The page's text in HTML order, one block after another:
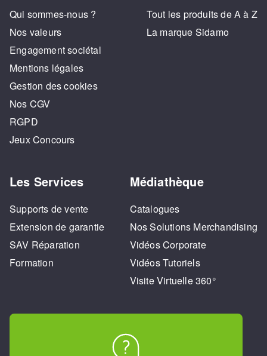
Qui sommes-nous ?
Nos valeurs
Engagement sociétal
Mentions légales
Gestion des cookies
Nos CGV
RGPD
Jeux Concours
Tout les produits de A à Z
La marque Sidamo
Les Services
Supports de vente
Extension de garantie
SAV Réparation
Formation
Médiathèque
Catalogues
Nos Solutions Merchandising
Vidéos Corporate
Vidéos Tutoriels
Visite Virtuelle 360°